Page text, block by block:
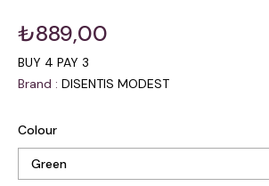
₺889,00
BUY 4 PAY 3
Brand : DISENTIS MODEST
Colour